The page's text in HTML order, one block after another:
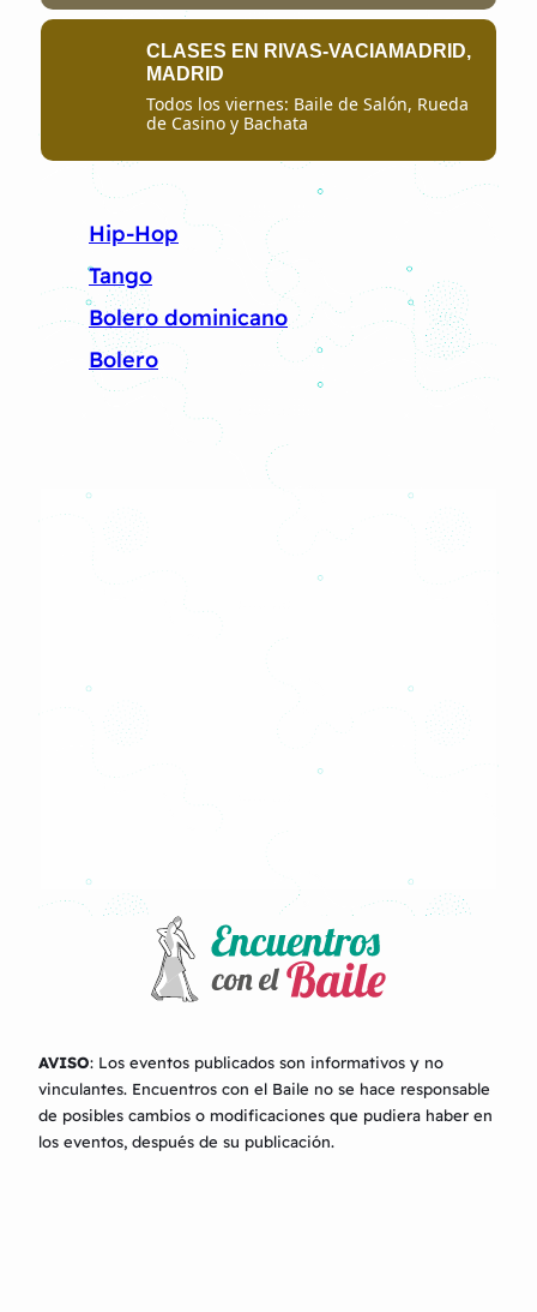
CLASES EN RIVAS-VACIAMADRID,
MADRID
Todos los viernes: Baile de Salón, Rueda
de Casino y Bachata
Hip-Hop
Tango
Bolero dominicano
Bolero
AVISO: Los eventos publicados son informativos y no
vinculantes. Encuentros con el Baile no se hace responsable
de posibles cambios o modificaciones que pudiera haber en
los eventos, después de su publicación.